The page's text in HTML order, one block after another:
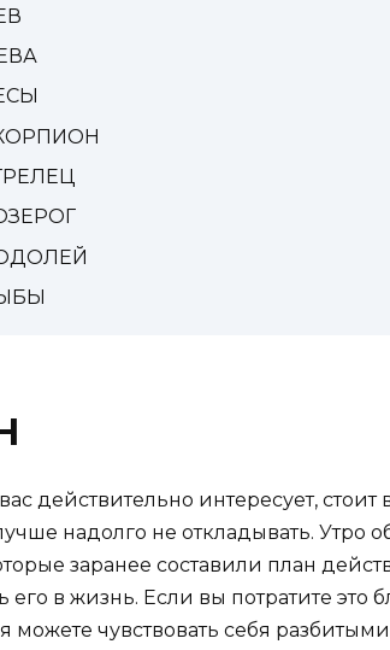
вас действительно интересует,
надолго не откладывать. Утро
заранее составили план
его в жизнь. Если вы потратите это
можете чувствовать себя